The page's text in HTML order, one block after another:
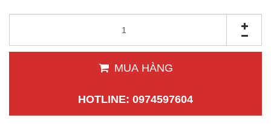
MUA HÀNG
HOTLINE: 0974597604